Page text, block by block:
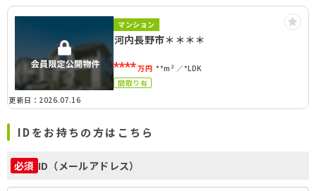
マンション
河内長野市＊＊＊＊
****万円 **m²
*LDK
間取り有
更新日：2026.07.16
IDをお持ちの方はこちら
必須 ID（メールアドレス）